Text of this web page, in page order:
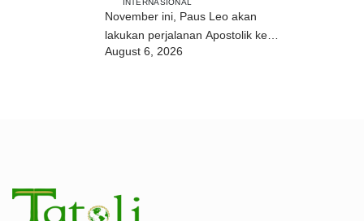
INTERNASIONAL
November ini, Paus Leo akan
lakukan perjalanan Apostolik ke
Uruguay, Argentina, dan Peru
August 6, 2026